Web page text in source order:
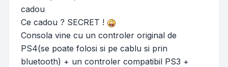
cadou
Ce cadou ? SECRET !
Consola vine cu un controler original de
PS4(se poate folosi si pe cablu si prin
bluetooth) + un controler compatibil PS3 +